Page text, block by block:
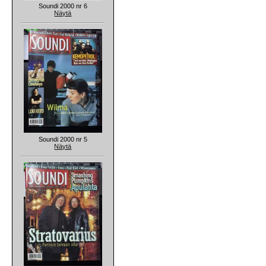
Soundi 2000 nr 6
Näytä
Soundi 2000 nr 5
Näytä